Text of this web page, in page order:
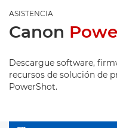
ASISTENCIA
Canon
Descargue software,
recursos de solución de
PowerShot.